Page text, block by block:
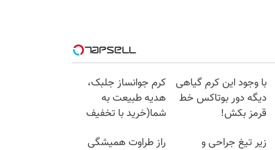
با وجود این کرم گیاهی
دیگه دور بوتاکس خط
قرمز بکش!
کرم جوانساز جلبک،
هدیه طبیعت به
شما(خرید با تخفیف
زیر تیغ جراحی و راز طراوت همیشگی